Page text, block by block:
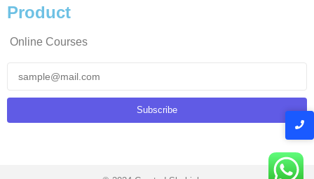
Product
Online Courses
Subscribe